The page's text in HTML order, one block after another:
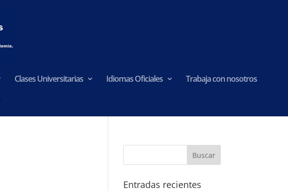
Clases Universitarias Idiomas Oficiales
Trabaja con nosotros
Entradas recientes